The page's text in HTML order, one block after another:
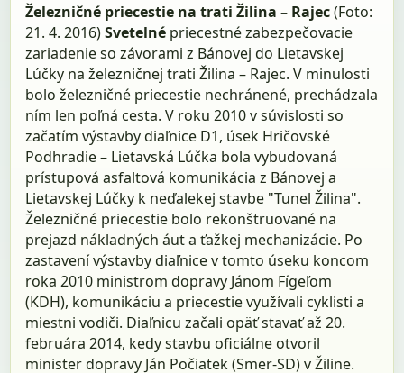
Železničné priecestie na trati Žilina – Rajec(Foto:
21. 4. 2016)Svetelné priecestné zabezpečovacie
zariadenie so závorami z Bánovej do Lietavskej
Lúčky na železničnej trati Žilina – Rajec. V minulosti
bolo železničné priecestie nechránené, prechádzala
ním len poľná cesta. V roku 2010 v súvislosti so
začatím výstavby diaľnice D1, úsek Hričovské
Podhradie – Lietavská Lúčka bola vybudovaná
prístupová asfaltová komunikácia z Bánovej a
Lietavskej Lúčky k neďalekej stavbe "Tunel Žilina".
Železničné priecestie bolo rekonštruované na
prejazd nákladných áut a ťažkej mechanizácie. Po
zastavení výstavby diaľnice v tomto úseku koncom
roka 2010 ministrom dopravy Jánom Fígeľom
(KDH), komunikáciu a priecestie využívali cyklisti a
miestni vodiči. Diaľnicu začali opäť stavať až 20.
februára 2014, kedy stavbu oficiálne otvoril
minister dopravy Ján Počiatek (Smer-SD) v Žiline.